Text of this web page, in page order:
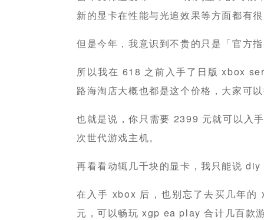
新的显卡在性能与光追效果等方面都有
但是今年，我意识到不贵的只是「官方
所以我在 618 之前入手了日版 xbox
路海淘店大概也都是这个价格，大家可
也就是说，你只需要 2399 元就可以
次世代游戏主机。
再看看动辄几千块的显卡，我只能说
在入手 xbox 后，也别忘了去买几年
元，可以畅玩 xgp ea play 合计几百款